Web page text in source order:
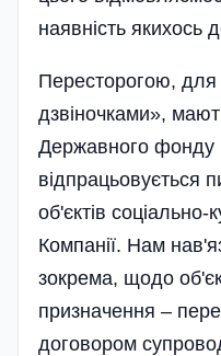
наявність якихось
Пересторогою,
дзвіночками»,
Державного фонду
відпрацьовується
об'єктів соціально-
Компанії. Нам
зокрема, щодо
призначення –
договором